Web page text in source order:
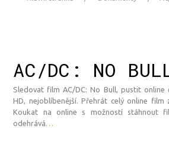
AC/DC: NO
Sledovat film AC/DC: No Bull, pustit online
HD, nejoblíbenější. Přehrát celý online film
Koukat na online s možností stáhnout
odehrává